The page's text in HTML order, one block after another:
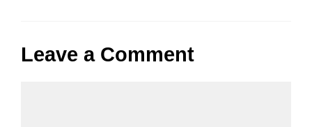
Leave a Comment